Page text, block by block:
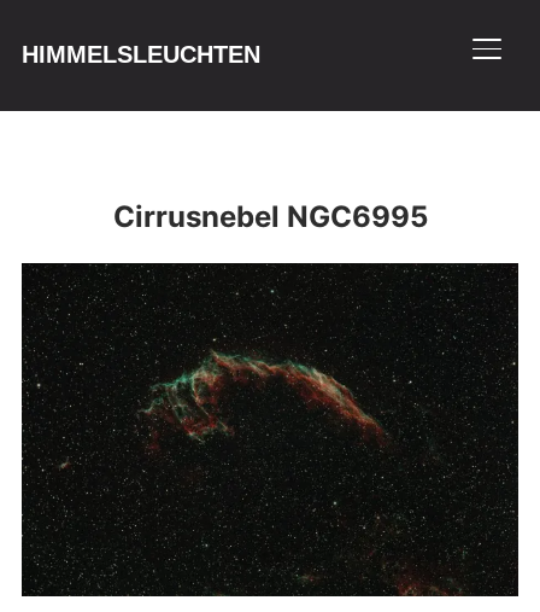
HIMMELSLEUCHTEN
Cirrusnebel NGC6995